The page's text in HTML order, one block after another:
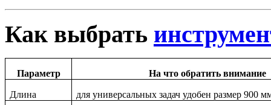
Как выбрать
Параметр На что обратить внимание
Длина для универсальных задач удобен размер 900